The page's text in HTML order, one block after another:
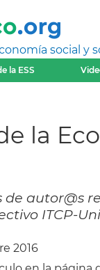
social y
la ESS
la
autor@s
ITCP-
2016